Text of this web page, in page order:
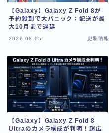
【Galaxy】Galaxy Z Fold 8が
予約殺到で大パニック：配送が最
大10月まで遅延
2026.08.05 更新情報
【Galaxy】Galaxy Z Fold 8
Ultraのカメラ構成が判明！超広